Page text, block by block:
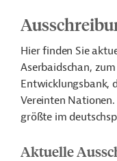
Hier finden Sie
Aserbaidschan,
Entwicklungsbank,
Vereinten
größte im
Aktuelle